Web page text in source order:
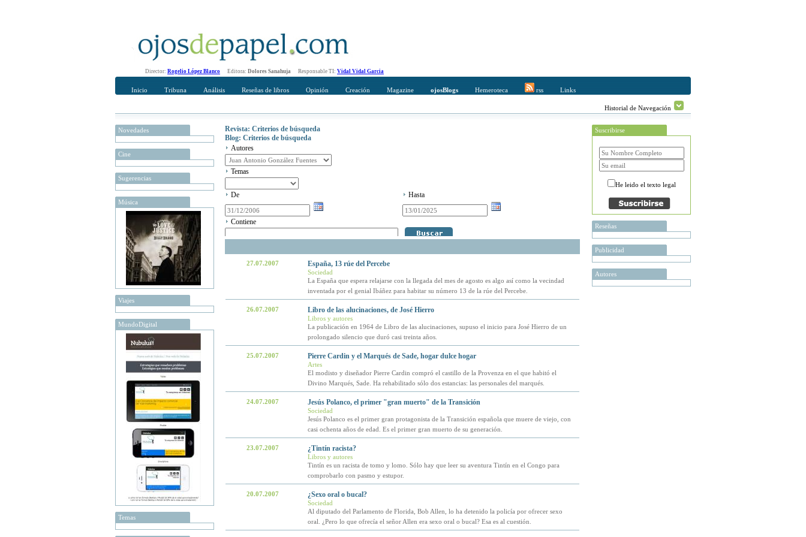
Director: Rogelio López Blanco Editora: Dolores Sanahuja Responsable TI: Vidal Vidal Garcia
Inicio Tribuna Análisis Reseñas de libros Opinión Creación Magazine ojosBlogs Hemeroteca rss Links
Historial de Navegación
Novedades
Cine
Sugerencias
Música
Viajes
MundoDigital
Temas
Revista: Criterios de búsqueda
Blog: Criterios de búsqueda
Autores
Temas
De Hasta
Contiene
27.07.2007 España, 13 rúe del Percebe
Sociedad
La España que espera relajarse con la llegada del mes de agosto es algo así como la vecindad
inventada por el genial Ibáñez para habitar su número 13 de la rúe del Percebe.
26.07.2007 Libro de las alucinaciones, de José Hierro
Libros y autores
La publicación en 1964 de Libro de las alucinaciones, supuso el inicio para José Hierro de un
prolongado silencio que duró casi treinta años.
25.07.2007 Pierre Cardin y el Marqués de Sade, hogar dulce hogar
Artes
El modisto y diseñador Pierre Cardin compró el castillo de la Provenza en el que habitó el
Divino Marqués, Sade. Ha rehabilitado sólo dos estancias: las personales del marqués.
24.07.2007 Jesús Polanco, el primer "gran muerto" de la Transición
Sociedad
Jesús Polanco es el primer gran protagonista de la Transición española que muere de viejo, con
casi ochenta años de edad. Es el primer gran muerto de su generación.
23.07.2007 ¿Tintín racista?
Libros y autores
Tintín es un racista de tomo y lomo. Sólo hay que leer su aventura Tintín en el Congo para
comprobarlo con pasmo y estupor.
20.07.2007 ¿Sexo oral o bucal?
Sociedad
Al diputado del Parlamento de Florida, Bob Allen, lo ha detenido la policía por ofrecer sexo
oral. ¿Pero lo que ofrecía el señor Allen era sexo oral o bucal? Esa es al cuestión.
Suscribirse
He leido el texto legal
Reseñas
Publicidad
Autores